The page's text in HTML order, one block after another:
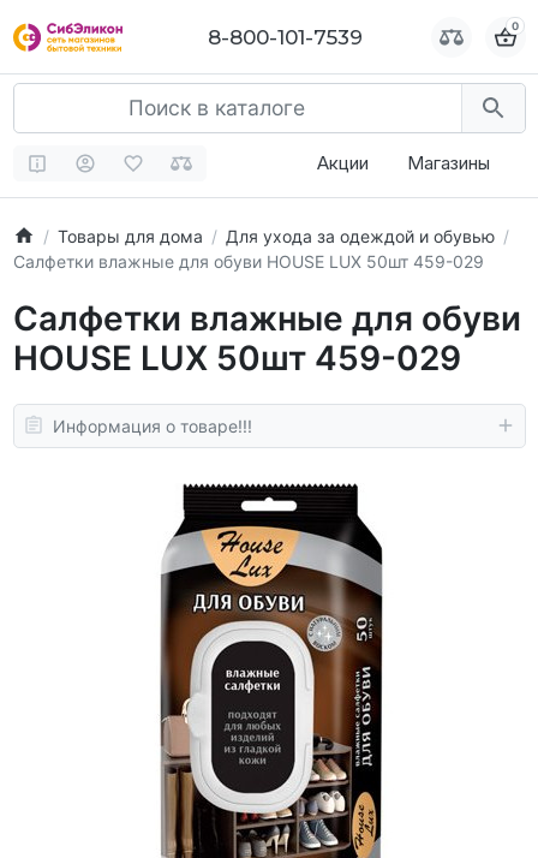
8-800-101-7539 0
Акции Магазины
Товары для дома
Для ухода за одеждой и обувью
Салфетки влажные для обуви HOUSE LUX 50шт 459-029
Салфетки влажные для обуви
HOUSE LUX 50шт 459-029
Информация о товаре!!!
8-800-101-7539 0